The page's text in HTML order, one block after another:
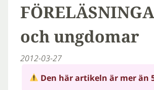
och ungdomar
2012-03-27
Den här artikeln är mer